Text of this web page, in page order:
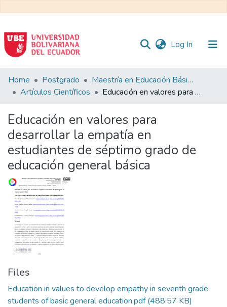
Log In (current)
Communities
&
All of DSpace
Statistics
Home Postgrado
Maestría en Educación Básica
Artículos Científicos
Educación en valores para desarrollar la empatía en estudiantes de séptimo grado de educación general básica
Educación en valores para
desarrollar la empatía en
estudiantes de séptimo grado de
educación general básica
Files
Education in values to develop empathy in seventh grade
students of basic general education.pdf(488.57 KB)